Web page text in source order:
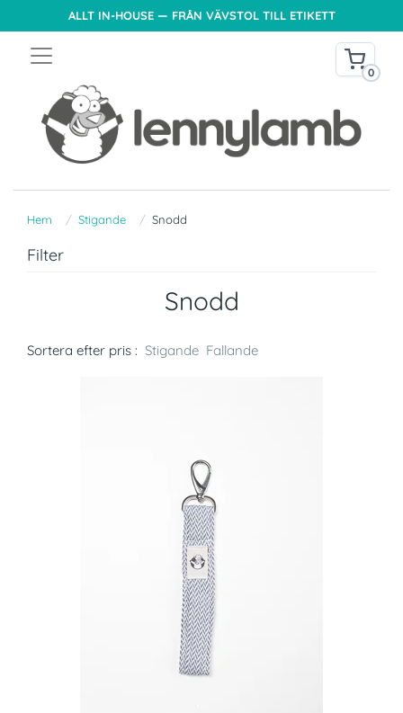
ALLT IN-HOUSE — FRÅN VÄVSTOL TILL ETIKETT
0
Hem Stigande Snodd
Filter
Snodd
Sortera efter pris : Stigande Fallande